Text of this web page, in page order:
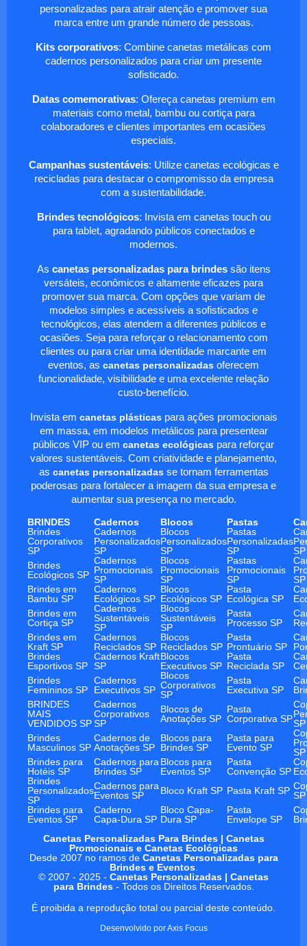
personalizadas para atrair atenção e promover sua
marca entre um grande número de pessoas.
Kits corporativos: Combine canetas metálicas com
cadernos personalizados para criar um presente
sofisticado.
Datas comemorativas: Ofereça canetas premium em
materiais como metal, bambu ou cortiça para
colaboradores e clientes importantes em ocasiões
especiais.
Campanhas sustentáveis: Utilize canetas ecológicas e
recicladas para destacar o compromisso da empresa
com a sustentabilidade.
Brindes tecnológicos: Invista em canetas touch ou
para tablet, agradando públicos conectados e
modernos.
As canetas personalizadas para brindessão itens
versáteis, econômicos e altamente eficazes para
promover sua marca. Com opções que variam de
modelos simples e acessíveis a sofisticados e
tecnológicos, elas atendem a diferentes públicos e
ocasiões. Seja para reforçar o relacionamento com
clientes ou para criar uma identidade marcante em
eventos, as canetas personalizadas oferecem
funcionalidade, visibilidade e uma excelente relação
custo-benefício.
Invista em canetas plásticaspara ações promocionais
em massa, em modelos metálicos para presentear
públicos VIP ou em canetas ecológicas para reforçar
valores sustentáveis. Com criatividade e planejamento,
as canetas personalizadasse tornam ferramentas
poderosas para fortalecer a imagem da sua empresa e
aumentar sua presença no mercado.
BRINDES Cadernos Blocos Pastas
Brindes
Corporativos
SP
Cadernos
Personalizados
SP
Blocos
Personalizados
SP
Pastas
Personalizadas
SP
SP
Brindes
Ecológicos SP
Cadernos
Promocionais
SP
Blocos
Promocionais
SP
Pastas
Promocionais
SP
SP
Brindes em
Bambu SP
Cadernos
Ecológicos SP
Blocos
Ecológicos SP
Pasta
Ecológica SP
Brindes em
Cortiça SP
Cadernos
Sustentáveis
SP
Blocos
Sustentáveis
SP
Pasta
Processo SP
Brindes em
Kraft SP
Cadernos
Reciclados SP
Blocos
Reciclados SP
Pasta
Prontuário SP
Brindes
Esportivos SP
Cadernos Kraft
SP
Blocos
Executivos SP
Pasta
Reciclada SP
Brindes
Femininos SP
Cadernos
Executivos SP
Blocos
Corporativos
SP
Pasta
Executiva SP
BRINDES
MAIS
VENDIDOS SP
Cadernos
Corporativos
SP
Blocos de
Anotações SP
Pasta
Corporativa SPSP
Brindes
Masculinos SP
Cadernos de
Anotações SP
Blocos para
Brindes SP
Pasta para
Evento SP
SP
Brindes para
Hotéis SP
Cadernos para
Brindes SP
Blocos para
Eventos SP
Pasta
Convenção SP
Brindes
Personalizados
SP
Cadernos para
Eventos SP
Bloco Kraft SP Pasta Kraft SP SP
Brindes para
Eventos SP
Caderno
Capa-Dura SP
Bloco Capa-
Dura SP
Pasta
Envelope SP
Canetas Personalizadas Para Brindes | Canetas
Promocionais e Canetas Ecológicas
Desde 2007 no ramos de Canetas Personalizadas para
Brindes e Eventos.
© 2007 - 2025 - Canetas Personalizadas | Canetas
para Brindes- Todos os Direitos Reservados.
É proibida a reprodução total ou parcial deste conteúdo.
Desenvolvido porAxis Focus